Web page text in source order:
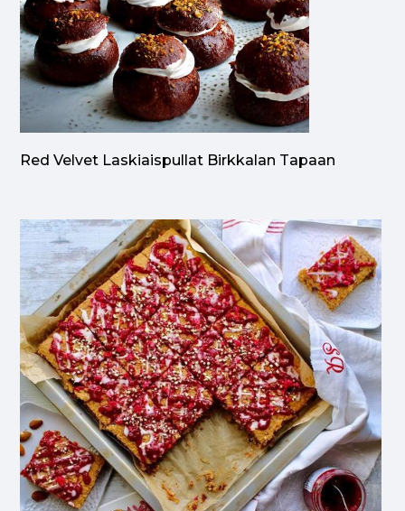
Red Velvet Laskiaispullat Birkkalan Tapaan